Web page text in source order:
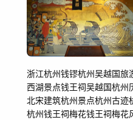
浙江杭州钱镠杭州吴越国旅
西湖景点钱王祠吴越国杭州
北宋建筑杭州景点杭州古迹
杭州钱王祠梅花钱王祠梅花